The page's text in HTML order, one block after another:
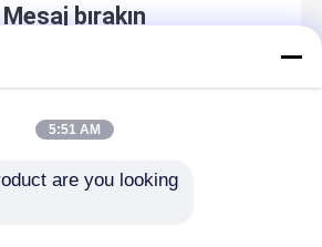
Mesaj bırakın
5:51 AM
are you looking